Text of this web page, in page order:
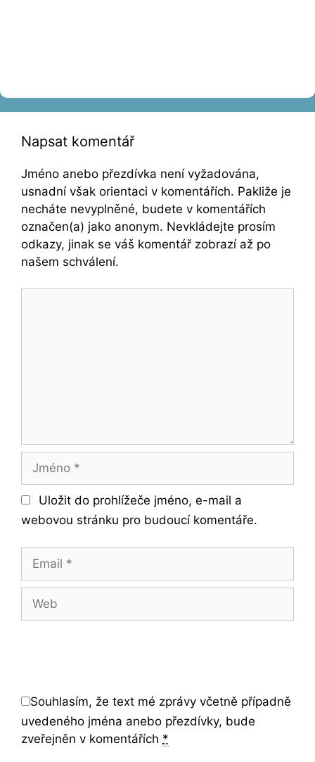
Napsat komentář
Jméno anebo přezdívka není vyžadována,
usnadní však orientaci v komentářích. Pakliže je
necháte nevyplněné, budete v komentářích
označen(a) jako anonym. Nevkládejte prosím
odkazy, jinak se váš komentář zobrazí až po
našem schválení.
Jméno
Uložit do prohlížeče jméno, e-mail a
webovou stránku pro budoucí komentáře.
Email
Web
Souhlasím, že text mé zprávy včetně případně
uvedeného jména anebo přezdívky, bude
zveřejněn v komentářích *